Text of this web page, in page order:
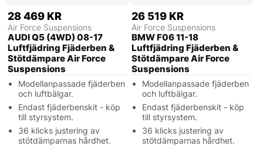
28 469 KR
Air Force Suspensions
AUDI Q5 (4WD) 08-17
Luftfjädring Fjäderben &
Stötdämpare Air Force
Suspensions
Modellanpassade fjäderben
och luftbälgar.
Endast fjäderbenskit - köp
till styrsystem.
36 klicks justering av
stötdämparnas hårdhet.
26 519 KR
Air Force Suspensions
BMW F06 11-18
Luftfjädring Fjäderben &
Stötdämpare Air Force
Suspensions
Modellanpassade fjäderben
och luftbälgar.
Endast fjäderbenskit - köp
till styrsystem.
36 klicks justering av
stötdämparnas hårdhet.